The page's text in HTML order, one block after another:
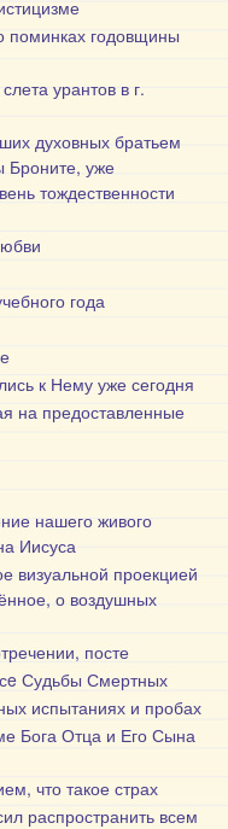
поминках годовщины
урантов в г.
духовных братьем
Броните, уже
тождественности
года
к Нему уже сегодня
на предоставленные
нашего живого
Иисуса
визуальной проекцией
о воздушных
посте
Судьбы Смертных
испытаниях и пробах
Бога Отца и Его Сына
что такое страх
распространить всем